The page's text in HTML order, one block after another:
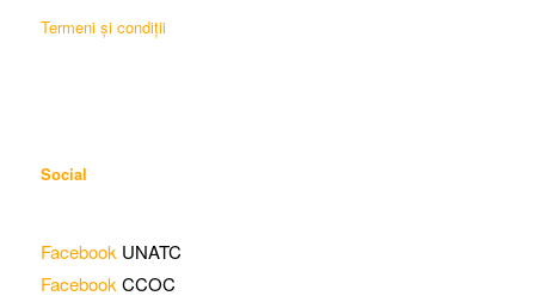
Termeni și condiții
Social
FacebookUNATC
FacebookCCOC